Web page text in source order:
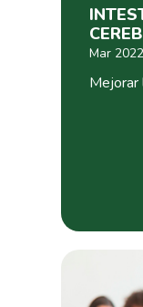
Mar 2022
Mejorar